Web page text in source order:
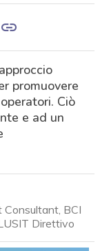
promuovere
Ciò
e ad un
BCI
Direttivo